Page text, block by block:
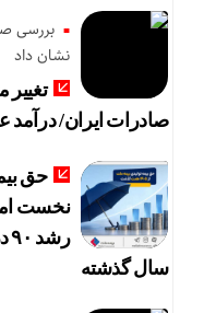
نشان داد
تغییر
صادرات ایران/ درآمد عملیاتی ۸۰
حق
سال گذشته